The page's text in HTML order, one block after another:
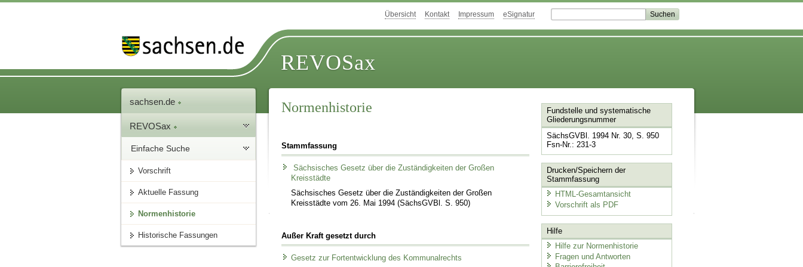
Übersicht Kontakt Impressum eSignatur
REVOSax
sachsen.de
REVOSax
Einfache Suche
Vorschrift
Aktuelle Fassung
Normenhistorie
Historische Fassungen
Normenhistorie
Stammfassung
Sächsisches Gesetz über die Zuständigkeiten der Großen
Kreisstädte
Sächsisches Gesetz über die Zuständigkeiten der Großen
Kreisstädte vom 26. Mai 1994 (SächsGVBl. S. 950)
Außer Kraft gesetzt durch
Gesetz zur Fortentwicklung des Kommunalrechts
Fundstelle und systematische
Gliederungsnummer
SächsGVBl. 1994 Nr. 30, S. 950
Fsn-Nr.: 231-3
Drucken/Speichern der
Stammfassung
HTML-Gesamtansicht
Vorschrift als PDF
Hilfe
Hilfe zur Normenhistorie
Fragen und Antworten